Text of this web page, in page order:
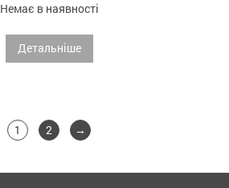
Немає в наявності
Детальніше
1 2 →